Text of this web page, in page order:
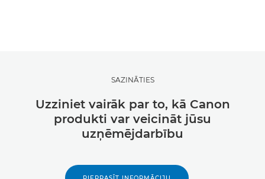
SAZINĀTIES
Uzziniet vairāk par to, kā Canon
produkti var veicināt jūsu
uzņēmējdarbību